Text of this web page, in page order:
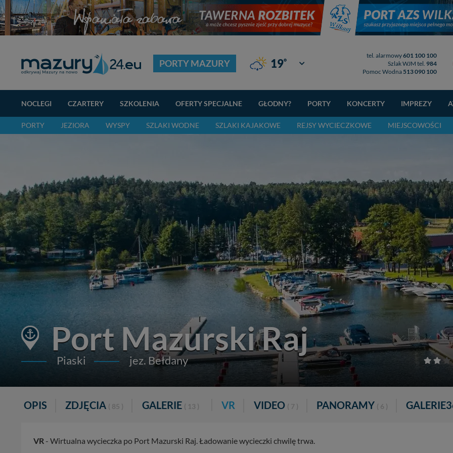
PORTY MAZURY 19° Giżycko
tel. alarmowy601 100 100
Szlak WJM tel. 984
Pomoc Wodna 513 090 100
NOCLEGI CZARTERY SZKOLENIA OFERTY SPECJALNE GŁODNY? PORTY KONCERTY IMPREZY
PORTY JEZIORA WYSPY SZLAKI WODNE SZLAKI KAJAKOWE REJSY WYCIECZKOWE MIEJSCOWOŚCI
Port Mazurski Raj
Piaski jez. Bełdany
OPIS ZDJĘCIA ( 85 ) GALERIE ( 13 ) VR VIDEO ( 7 ) PANORAMY ( 6 )
VR - Wirtualna wycieczka po Port Mazurski Raj. Ładowanie wycieczki chwilę trwa.